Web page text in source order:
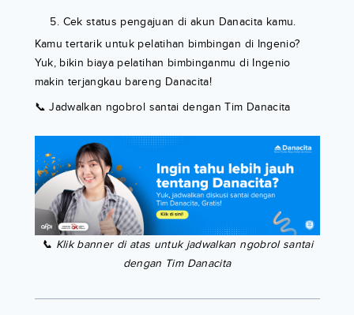
Cek status pengajuan di akun Danacita kamu.
Kamu tertarik untuk pelatihan bimbingan di Ingenio?
Yuk, bikin biaya pelatihan bimbinganmu di Ingenio
makin terjangkau bareng Danacita!
📞 Jadwalkan ngobrol santai dengan Tim Danacita
📞 Klik banner di atas untuk jadwalkan ngobrol santai
dengan Tim Danacita